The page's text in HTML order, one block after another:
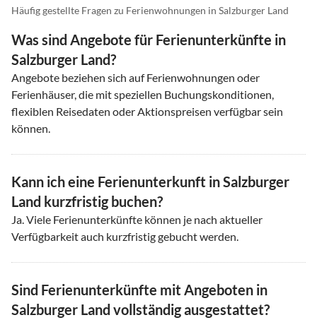
Häufig gestellte Fragen zu Ferienwohnungen in Salzburger Land
Was sind Angebote für Ferienunterkünfte in
Salzburger Land?
Angebote beziehen sich auf Ferienwohnungen oder
Ferienhäuser, die mit speziellen Buchungskonditionen,
flexiblen Reisedaten oder Aktionspreisen verfügbar sein
können.
Kann ich eine Ferienunterkunft in Salzburger
Land kurzfristig buchen?
Ja. Viele Ferienunterkünfte können je nach aktueller
Verfügbarkeit auch kurzfristig gebucht werden.
Sind Ferienunterkünfte mit Angeboten in
Salzburger Land vollständig ausgestattet?